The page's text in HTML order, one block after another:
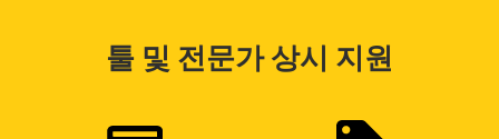
툴 및 전문가 상시 지원